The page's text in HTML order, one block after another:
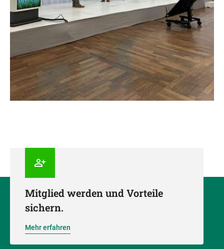
Mitglied werden und Vorteile
sichern.
Mehr erfahren